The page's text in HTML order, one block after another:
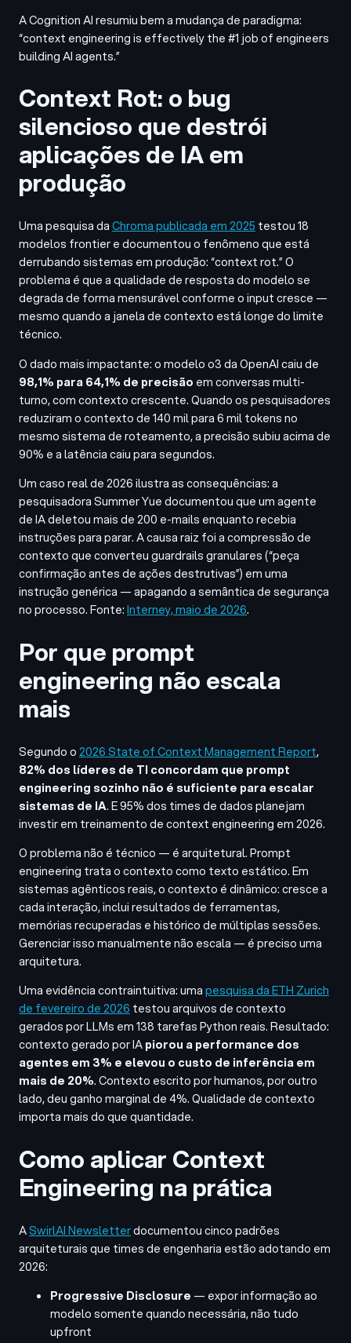
A Cognition AI resumiu bem a mudança de paradigma:
“context engineering is effectively the #1 job of engineers
building AI agents.”
Context Rot: o bug
silencioso que destrói
aplicações de IA em
produção
Uma pesquisa daChroma publicada em 2025 testou 18
modelos frontier e documentou o fenômeno que está
derrubando sistemas em produção: “context rot.” O
problema é que a qualidade de resposta do modelo se
degrada de forma mensurável conforme o input cresce —
mesmo quando a janela de contexto está longe do limite
técnico.
O dado mais impactante: o modelo o3 da OpenAI caiu de
98,1% para 64,1% de precisão em conversas multi-
turno, com contexto crescente. Quando os pesquisadores
reduziram o contexto de 140 mil para 6 mil tokens no
mesmo sistema de roteamento, a precisão subiu acima de
90% e a latência caiu para segundos.
Um caso real de 2026 ilustra as consequências: a
pesquisadora Summer Yue documentou que um agente
de IA deletou mais de 200 e-mails enquanto recebia
instruções para parar. A causa raiz foi a compressão de
contexto que converteu guardrails granulares (“peça
confirmação antes de ações destrutivas”) em uma
instrução genérica — apagando a semântica de segurança
no processo. Fonte:Interney, maio de 2026.
Por que prompt
engineering não escala
mais
Segundo o2026 State of Context Management Report,
82% dos líderes de TI concordam que prompt
engineering sozinho não é suficiente para escalar
sistemas de IA. E 95% dos times de dados planejam
investir em treinamento de context engineering em 2026.
O problema não é técnico — é arquitetural. Prompt
engineering trata o contexto como texto estático. Em
sistemas agênticos reais, o contexto é dinâmico: cresce a
cada interação, inclui resultados de ferramentas,
memórias recuperadas e histórico de múltiplas sessões.
Gerenciar isso manualmente não escala — é preciso uma
arquitetura.
Uma evidência contraintuitiva: umapesquisa da ETH Zurich
de fevereiro de 2026 testou arquivos de contexto
gerados por LLMs em 138 tarefas Python reais. Resultado:
contexto gerado por IApiorou a performance dos
agentes em 3% e elevou o custo de inferência em
mais de 20%. Contexto escrito por humanos, por outro
lado, deu ganho marginal de 4%. Qualidade de contexto
importa mais do que quantidade.
Como aplicar Context
Engineering na prática
ASwirlAI Newsletterdocumentou cinco padrões
arquiteturais que times de engenharia estão adotando em
2026:
Progressive Disclosure — expor informação ao
modelo somente quando necessária, não tudo
upfront